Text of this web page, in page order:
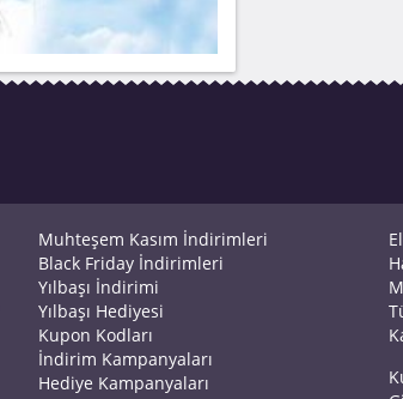
Muhteşem Kasım İndirimleri
Black Friday İndirimleri
Yılbaşı İndirimi
Yılbaşı Hediyesi
Kupon Kodları
İndirim Kampanyaları
Hediye Kampanyaları